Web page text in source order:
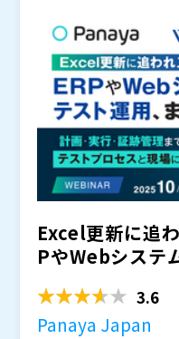
マジセミ株式会社（
※共催、協賛、協力、
れる可能性があります
大きく削減できる領
価値を持つ領域につ
す。テスト領域におけ
標（KPI）の置き方、
小規模検証の進め方な
オーティファイ株式会
株式会社オープンソー
マジセミ株式会社（）
※共催、協賛、協力、
れる可能性があります
Excel更新に追
PやWebシステ
3.6
Panaya Japan